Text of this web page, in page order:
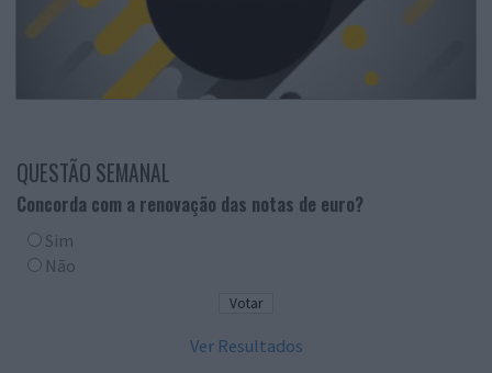
QUESTÃO SEMANAL
Concorda com a renovação das notas de euro?
Sim
Não
Ver Resultados